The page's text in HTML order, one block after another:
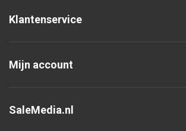
Klantenservice
Mijn account
SaleMedia.nl